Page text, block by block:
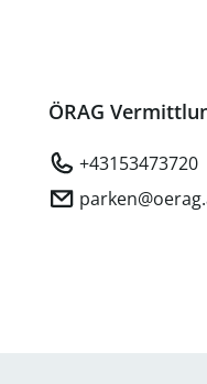
ÖRAG
+43153473720